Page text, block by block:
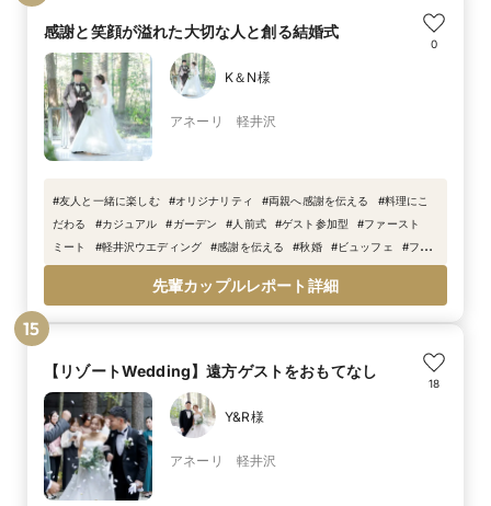
感謝と笑顔が溢れた大切な人と創る結婚式
0
K＆N様
アネーリ 軽井沢
#友人と一緒に楽しむ #オリジナリティ #両親へ感謝を伝える #料理にこ
だわる
#カジュアル #ガーデン #人前式 #ゲスト参加型 #ファースト
ミート
#軽井沢ウエディング #感謝を伝える #秋婚 #ビュッフェ #フラ
ワービュッフェ
#リゾ婚 #オリジナルビュッフェ
先輩カップルレポート詳細
15
【リゾートWedding】遠方ゲストをおもてなし
18
Y&R様
アネーリ 軽井沢